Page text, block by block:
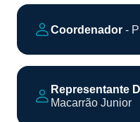
Coordenador -
Representante
Macarrão Junior